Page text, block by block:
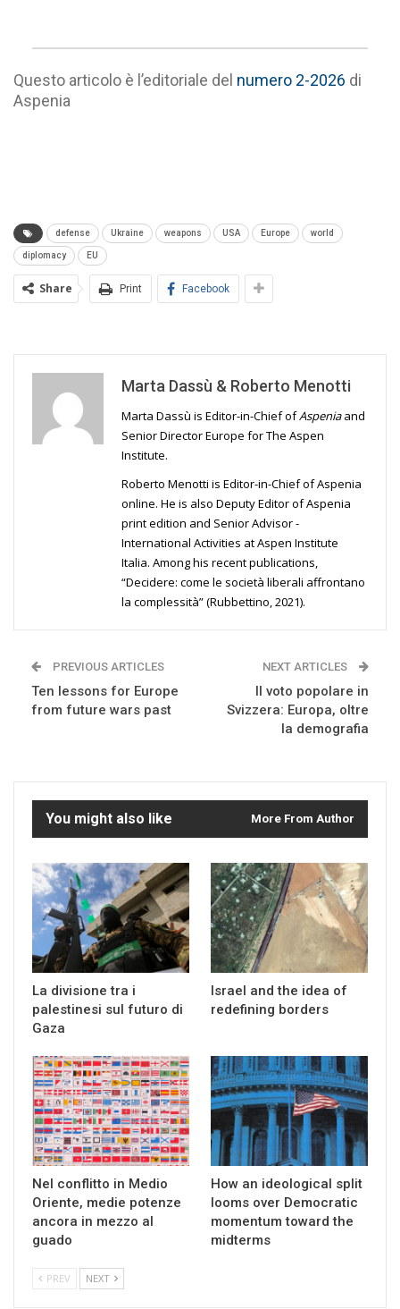
Questo articolo è l’editoriale del numero 2-2026 di
Aspenia
defense Ukraine weapons USA Europe world
diplomacy EU
Share Print Facebook
Marta Dassù & Roberto Menotti
Marta Dassù is Editor-in-Chief ofAspeniaand
Senior Director Europe for The Aspen
Institute.
Roberto Menotti is Editor-in-Chief of Aspenia
online. He is also Deputy Editor of Aspenia
print edition and Senior Advisor -
International Activities at Aspen Institute
Italia. Among his recent publications,
“Decidere: come le società liberali affrontano
la complessità” (Rubbettino, 2021).
PREVIOUS ARTICLES
Ten lessons for Europe
from future wars past
NEXT ARTICLES
Il voto popolare in
Svizzera: Europa, oltre
la demografia
You might also like More From Author
La divisione tra i
palestinesi sul futuro di
Gaza
Israel and the idea of
redefining borders
Nel conflitto in Medio
Oriente, medie potenze
ancora in mezzo al
guado
How an ideological split
looms over Democratic
momentum toward the
midterms
PREV NEXT